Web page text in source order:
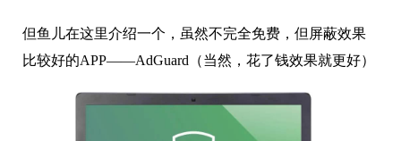
但鱼儿在这里介绍一个，虽然不完全免费，但屏蔽效果
比较好的APP——AdGuard（当然，花了钱效果就更好）